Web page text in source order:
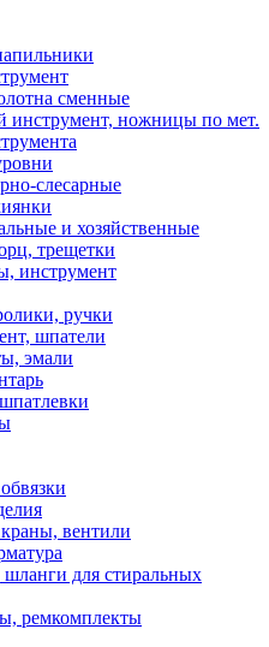
сменные
инструмент, ножницы по мет.
слесарные
и хозяйственные
трещетки
инструмент
ручки
шпатели
эмали
вентили
для стиральных
ремкомплекты